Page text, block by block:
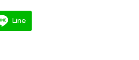
Line